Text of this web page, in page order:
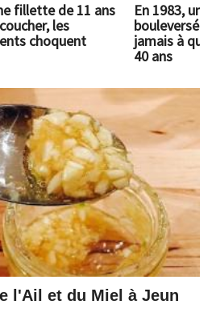
fillette de 11 ans
les
choquent
En 1983, un
bouleversé
jamais à
40 ans
l'Ail et du Miel à Jeun